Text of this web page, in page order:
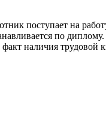
поступает на
по
факт наличия трудовой